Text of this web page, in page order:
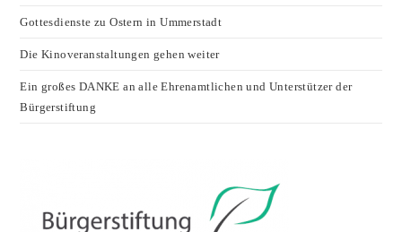
Gottesdienste zu Ostern in Ummerstadt
Die Kinoveranstaltungen gehen weiter
Ein großes DANKE an alle Ehrenamtlichen und Unterstützer der
Bürgerstiftung